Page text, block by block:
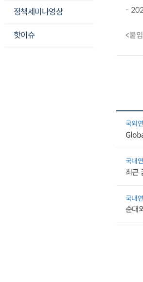
정책세미나영상
핫이슈
-
<붙
국외
국내
최근
국내
순대